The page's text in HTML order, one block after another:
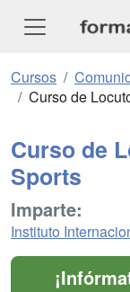
Cursos
Curso de
Curso de
Sports
Imparte:
Instituto